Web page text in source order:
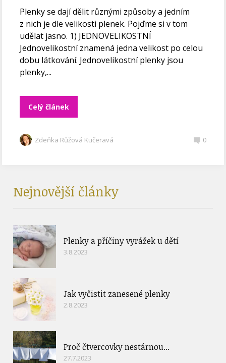
Plenky se dají dělit různými způsoby a jedním
z nich je dle velikosti plenek. Pojďme si v tom
udělat jasno. 1) JEDNOVELIKOSTNÍ
Jednovelikostní znamená jedna velikost po celou
dobu látkování. Jednovelikostní plenky jsou
plenky,...
Celý článek
Zdeňka Růžová Kučeravá 0
Nejnovější články
Plenky a příčiny vyrážek u dětí
3.8.2023
Jak vyčistit zanesené plenky
2.8.2023
Proč čtvercovky nestárnou...
27.7.2023